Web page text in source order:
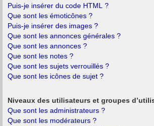
Puis-je insérer du code HTML ?
Que sont les émoticônes ?
Puis-je insérer des images ?
Que sont les annonces générales ?
Que sont les annonces ?
Que sont les notes ?
Que sont les sujets verrouillés ?
Que sont les icônes de sujet ?
Niveaux des utilisateurs et groupes
Que sont les administrateurs ?
Que sont les modérateurs ?